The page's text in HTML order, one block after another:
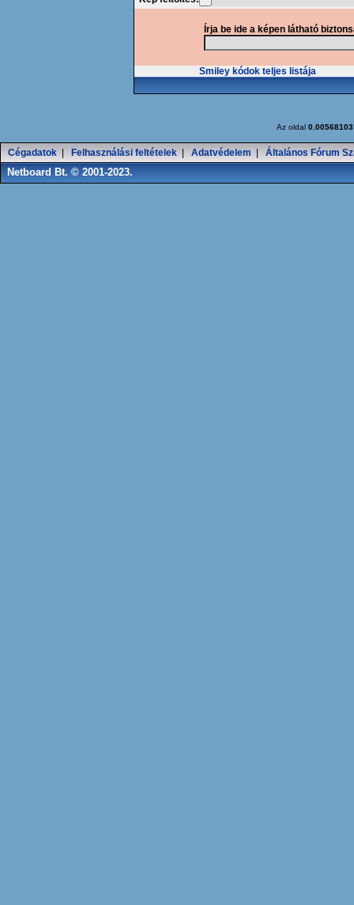
Írja be ide a képen látható
Smiley kódok teljes listája
Az oldal
Cégadatok Felhasználási feltételek Adatvédelem Általános Fórum
Netboard Bt. © 2001-2023.